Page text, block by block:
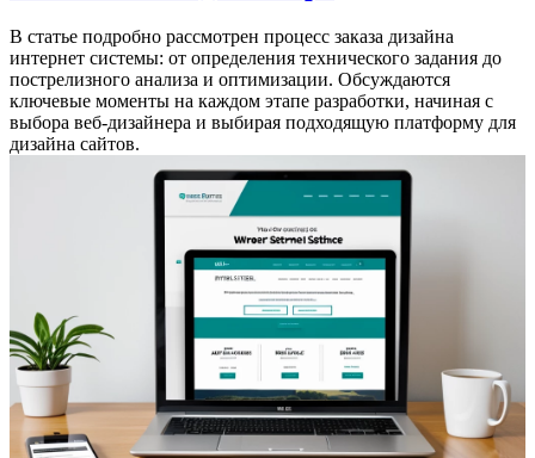
В статье подробно рассмотрен процесс заказа дизайна
интернет системы: от определения технического задания до
пострелизного анализа и оптимизации. Обсуждаются
ключевые моменты на каждом этапе разработки, начиная с
выбора веб-дизайнера и выбирая подходящую платформу для
дизайна сайтов.